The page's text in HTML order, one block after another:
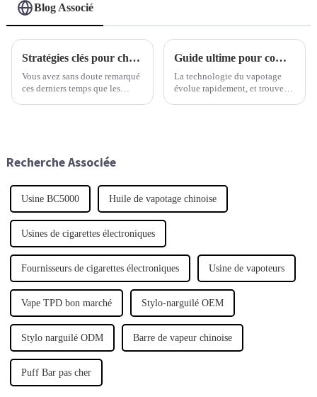
Blog Associé
Stratégies clés pour choisir la meilleure cigarette électronique jetable adaptée à vos besoins
Vous avez sans doute remarqué
ces derniers temps que les
expansion.
Guide ultime pour comparer les meilleurs dispositifs jetables du marché
La technologie du vapotage
évolue rapidement, et trouver
Recherche Associée
Usine BC5000 Huile de vapotage chinoise
Usines de cigarettes électroniques
Fournisseurs de cigarettes électroniques Usine de vapoteurs
Vape TPD bon marché Stylo-narguilé OEM
Stylo narguilé ODM Barre de vapeur chinoise
Puff Bar pas cher